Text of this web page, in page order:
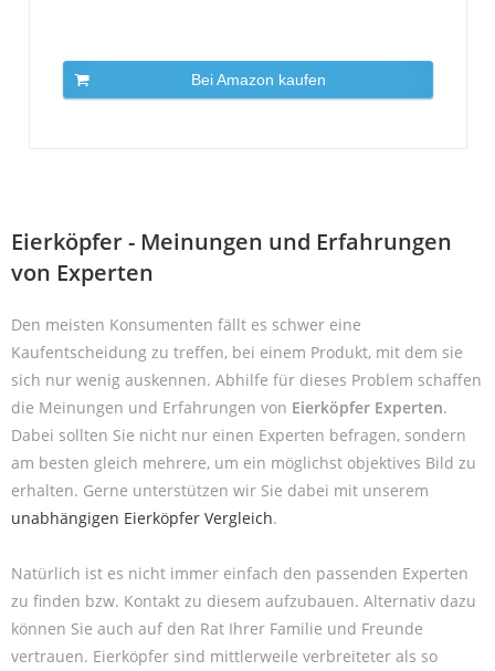
Bei Amazon kaufen
Eierköpfer - Meinungen und Erfahrungen
von Experten
Den meisten Konsumenten fällt es schwer eine
Kaufentscheidung zu treffen, bei einem Produkt, mit dem sie
sich nur wenig auskennen. Abhilfe für dieses Problem schaffen
die Meinungen und Erfahrungen von Eierköpfer Experten.
Dabei sollten Sie nicht nur einen Experten befragen, sondern
am besten gleich mehrere, um ein möglichst objektives Bild zu
erhalten. Gerne unterstützen wir Sie dabei mit unserem
unabhängigen Eierköpfer Vergleich.
Natürlich ist es nicht immer einfach den passenden Experten
zu finden bzw. Kontakt zu diesem aufzubauen. Alternativ dazu
können Sie auch auf den Rat Ihrer Familie und Freunde
vertrauen. Eierköpfer sind mittlerweile verbreiteter als so